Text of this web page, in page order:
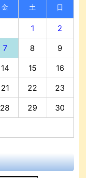
金 土 日
1 2
7 8 9
14 15 16
21 22 23
28 29 30